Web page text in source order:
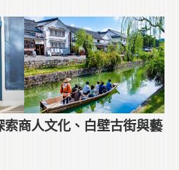
索商人文化、白壁古街與藝